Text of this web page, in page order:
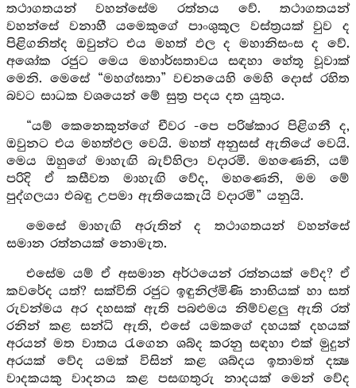
තථාගතයන් වහන්සේම රත්නය වේ. තථාගතයන්
වහන්සේ වනාහී යමෙකුගේ පාංශුකූල වස්ත්‍රයක් වුව ද
පිළිගනිත්ද ඔවුන්ට එය මහත් ඵල ද මහානිසංස ද වේ.
අශෝක රජුට මෙය මහාර්ඝතාවය සඳහා හේතූ වූවාක්
මෙනි. මෙසේ “මහග්ඝතා” වචනයෙහි මෙහි දොස් රහිත
බවට සාධක වශයෙන් මේ සුත්‍ර පදය දත යුතුය.
“යම් කෙනෙකුන්ගේ චීවර -පෙ පරිෂ්කාර පිළිගනී ද,
ඔවුනට එය මහත්ඵල වෙයි. මහත් අනුසස් ඇතියේ වෙයි.
මෙය ඔහුගේ මාහැඟි බැව්හිලා වදාරමි. මහණෙනි, යම්
පරිදි ඒ කසීවත මාහැඟි වේද, මහණෙනි, මම මේ
පුද්ගලයා එබඳු උපමා ඇතියෙකැයි වදාරමි” යනුයි.
මෙසේ මාහැඟි අරුතින් ද තථාගතයන් වහන්සේ
සමාන රත්නයක් නොමැත.
එසේම යම් ඒ අසමාන අර්ථයෙන් රත්නයක් වේද? ඒ
කවරේද යත්? සක්විති රජුට ඉඳුනිල්මිණි නාභියක් හා සත්
රුවන්මය අර දහසක් ඇති පබළුමය නිම්වළලු ඇති රත්
රනින් කළ සන්ධි ඇති, එසේ යමකගේ දහයක් දහයක්
අරයන් මත වාතය රැගෙන ශබ්ද කරනු සඳහා එක් මුදුන්
අරයක් වේද යමක් විසින් කළ ශබ්දය ඉතාමත් දක්‍ෂ
වාදකයකු වාදනය කළ පසඟතුරු නාදයක් මෙන් වේද